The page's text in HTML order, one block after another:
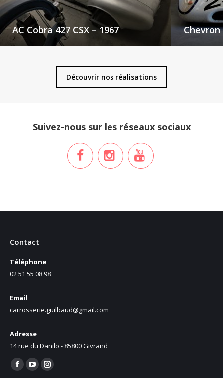
AC Cobra 427 CSX – 1967 Chevron
Découvrir nos réalisations
Suivez-nous sur les réseaux sociaux
Contact
Téléphone
02 51 55 08 98
Email
carrosserie.guilbaud@gmail.com
Adresse
14 rue du Danilo - 85800 Givrand
Trouvez nous sur :
Facebook
YouTubeInstagram